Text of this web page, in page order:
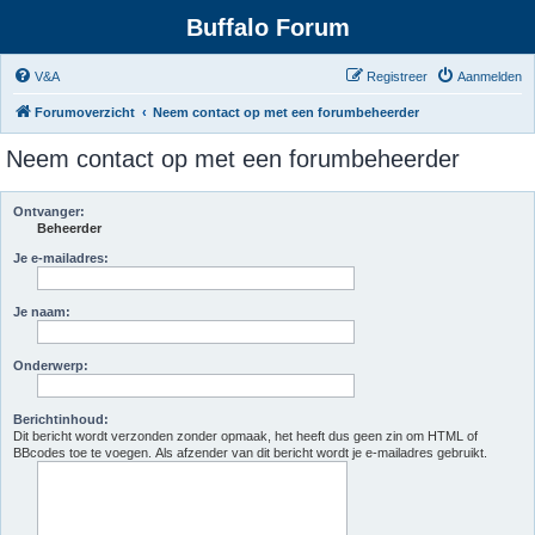
Buffalo Forum
V&A Aanmelden
Registreer
Forumoverzicht Neem contact op met een forumbeheerder
Neem contact op met een forumbeheerder
Ontvanger:
Beheerder
Je e-mailadres:
Je naam:
Onderwerp:
Berichtinhoud:
Dit bericht wordt verzonden zonder opmaak, het heeft dus geen zin om HTML of
BBcodes toe te voegen. Als afzender van dit bericht wordt je e-mailadres gebruikt.